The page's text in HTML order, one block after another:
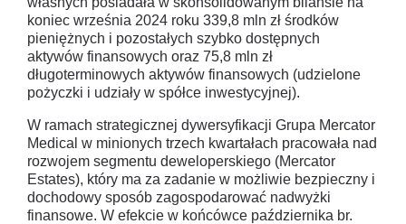
koniec września 2024 roku 339,8 mln zł środków
pieniężnych i pozostałych szybko dostępnych
aktywów finansowych oraz 75,8 mln zł
długoterminowych aktywów finansowych (udzielone
pożyczki i udziały w spółce inwestycyjnej).
W ramach strategicznej dywersyfikacji Grupa Mercator
Medical w minionych trzech kwartałach pracowała nad
rozwojem segmentu deweloperskiego (Mercator
Estates), który ma za zadanie w możliwie bezpieczny i
dochodowy sposób zagospodarować nadwyżki
finansowe. W efekcie w końcówce października br.